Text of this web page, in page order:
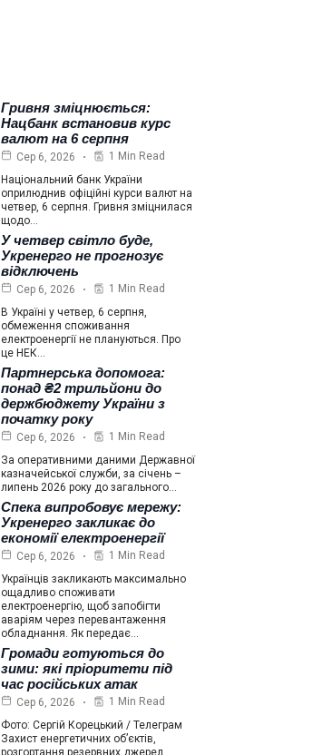
Гривня зміцнюється:
Нацбанк встановив курс
валют на 6 серпня
Сер 6, 2026
1 Min Read
Національний банк України
оприлюднив офіційні курси валют на
четвер, 6 серпня. Гривня зміцнилася
щодо…
У четвер світло буде,
Укренерго не прогнозує
відключень
Сер 6, 2026
1 Min Read
В Україні у четвер, 6 серпня,
обмеження споживання
електроенергії не плануються. Про
це НЕК…
Партнерська допомога:
понад ₴2 трильйони до
держбюджету України з
початку року
Сер 6, 2026
1 Min Read
За оперативними даними Державної
казначейської служби, за січень –
липень 2026 року до загального…
Спека випробовує мережу:
Укренерго закликає до
економії електроенергії
Сер 6, 2026
1 Min Read
Українців закликають максимально
ощадливо споживати
електроенергію, щоб запобігти
аваріям через перевантаження
обладнання. Як передає…
Громади готуються до
зими: які пріоритети під
час російських атак
Сер 6, 2026
1 Min Read
Фото: Сергій Корецький / Телеграм
Захист енергетичних об’єктів,
розгортання резервних джерел